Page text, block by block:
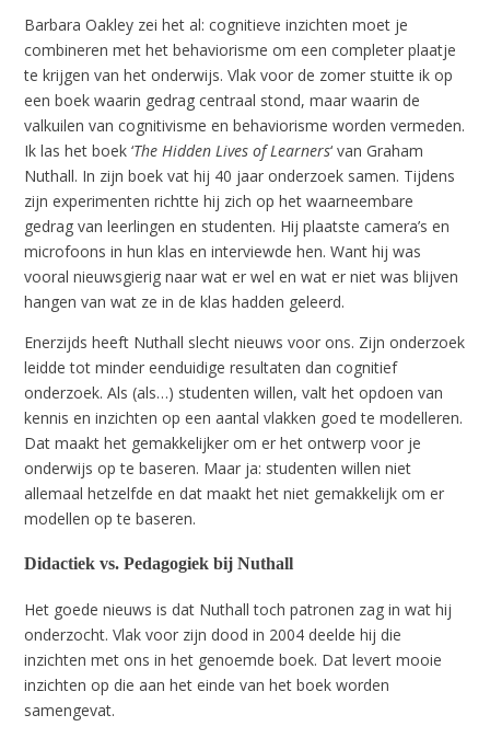
Barbara Oakley zei het al: cognitieve inzichten moet je
combineren met het behaviorisme om een completer plaatje
te krijgen van het onderwijs. Vlak voor de zomer stuitte ik op
een boek waarin gedrag centraal stond, maar waarin de
valkuilen van cognitivisme en behaviorisme worden vermeden.
Ik las het boek ‘The Hidden Lives of Learners‘ van Graham
Nuthall. In zijn boek vat hij 40 jaar onderzoek samen. Tijdens
zijn experimenten richtte hij zich op het waarneembare
gedrag van leerlingen en studenten. Hij plaatste camera’s en
microfoons in hun klas en interviewde hen. Want hij was
vooral nieuwsgierig naar wat er wel en wat er niet was blijven
hangen van wat ze in de klas hadden geleerd.
Enerzijds heeft Nuthall slecht nieuws voor ons. Zijn onderzoek
leidde tot minder eenduidige resultaten dan cognitief
onderzoek. Als (als…) studenten willen, valt het opdoen van
kennis en inzichten op een aantal vlakken goed te modelleren.
Dat maakt het gemakkelijker om er het ontwerp voor je
onderwijs op te baseren. Maar ja: studenten willen niet
allemaal hetzelfde en dat maakt het niet gemakkelijk om er
modellen op te baseren.
Didactiek vs. Pedagogiek bij Nuthall
Het goede nieuws is dat Nuthall toch patronen zag in wat hij
onderzocht. Vlak voor zijn dood in 2004 deelde hij die
inzichten met ons in het genoemde boek. Dat levert mooie
inzichten op die aan het einde van het boek worden
samengevat.